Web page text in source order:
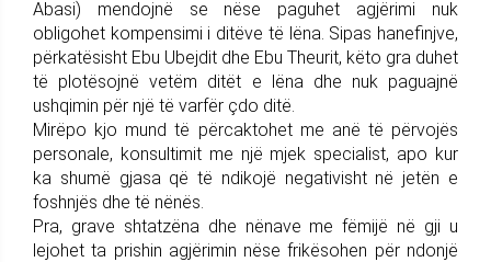
Abasi) mendojnë se nëse paguhet agjërimi nuk
obligohet kompensimi i ditëve të lëna. Sipas hanefinjve,
përkatësisht Ebu Ubejdit dhe Ebu Theurit, këto gra duhet
të plotësojnë vetëm ditët e lëna dhe nuk paguajnë
ushqimin për një të varfër çdo ditë.
Mirëpo kjo mund të përcaktohet me anë të përvojës
personale, konsultimit me një mjek specialist, apo kur
ka shumë gjasa që të ndikojë negativisht në jetën e
foshnjës dhe të nënës.
Pra, grave shtatzëna dhe nënave me fëmijë në gji u
lejohet ta prishin agjërimin nëse frikësohen për ndonjë